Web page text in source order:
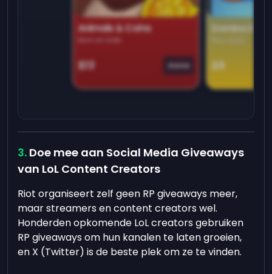
Animals & Coins
Earn on side
$13 Game
Domino
$9
Doe mee aan Social Media Giveaways
van LoL Content Creators
Riot organiseert zelf geen RP giveaways meer,
maar streamers en content creators wel.
Honderden opkomende LoL creators gebruiken
RP giveaways om hun kanalen te laten groeien,
en X (Twitter) is de beste plek om ze te vinden.